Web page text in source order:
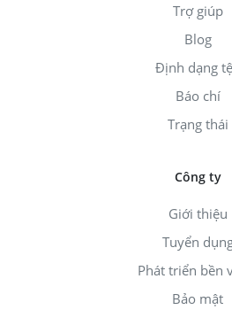
Trợ giúp
Blog
Định dạng
Báo chí
Trạng thái
Công ty
Giới thiệu
Tuyển
Phát triển bền
Bảo mật